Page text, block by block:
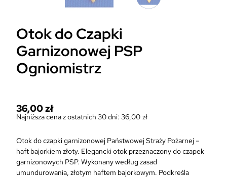
Otok do Czapki
Garnizonowej PSP
Ogniomistrz
36,00zł
Najniższa cena z ostatnich 30 dni: 36,00 zł
Otok do czapki garnizonowej Państwowej Straży Pożarnej –
haft bajorkiem złoty. Elegancki otok przeznaczony do czapek
garnizonowych PSP. Wykonany według zasad
umundurowania, złotym haftem bajorkowym. Podkreśla